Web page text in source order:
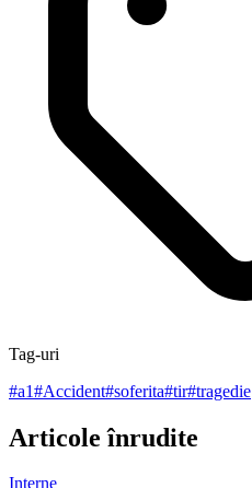
Tag-uri
#a1#Accident#soferita#tir#tragedie
Articole înrudite
Interne